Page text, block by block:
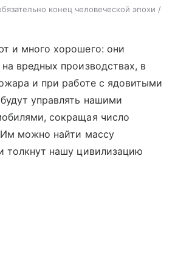
конец человеческой эпохи /
и много хорошего: они
вредных производствах, в
и при работе с ядовитыми
управлять нашими
сокращая число
можно найти массу
толкнут нашу цивилизацию